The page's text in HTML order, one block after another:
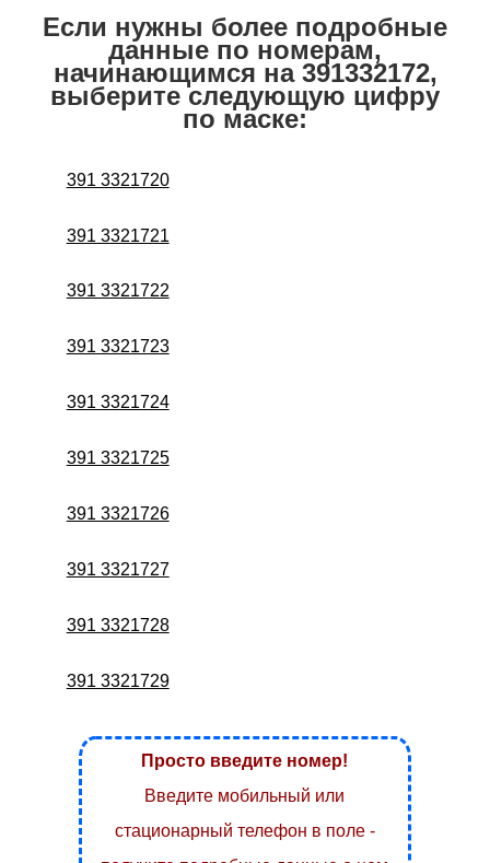
Если нужны более подробные
данные по номерам,
начинающимся на 391332172,
выберите следующую цифру
по маске:
391 3321720
391 3321721
391 3321722
391 3321723
391 3321724
391 3321725
391 3321726
391 3321727
391 3321728
391 3321729
Просто введите номер!
Введите мобильный или
стационарный телефон в поле -